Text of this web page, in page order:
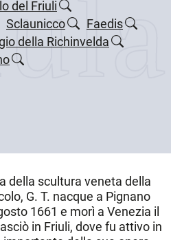
del Friuli
Sclaunicco
Faedis
della Richinvelda
della scultura veneta della
G. T. nacque a Pignano
1661 e morì a Venezia il
in Friuli, dove fu attivo in